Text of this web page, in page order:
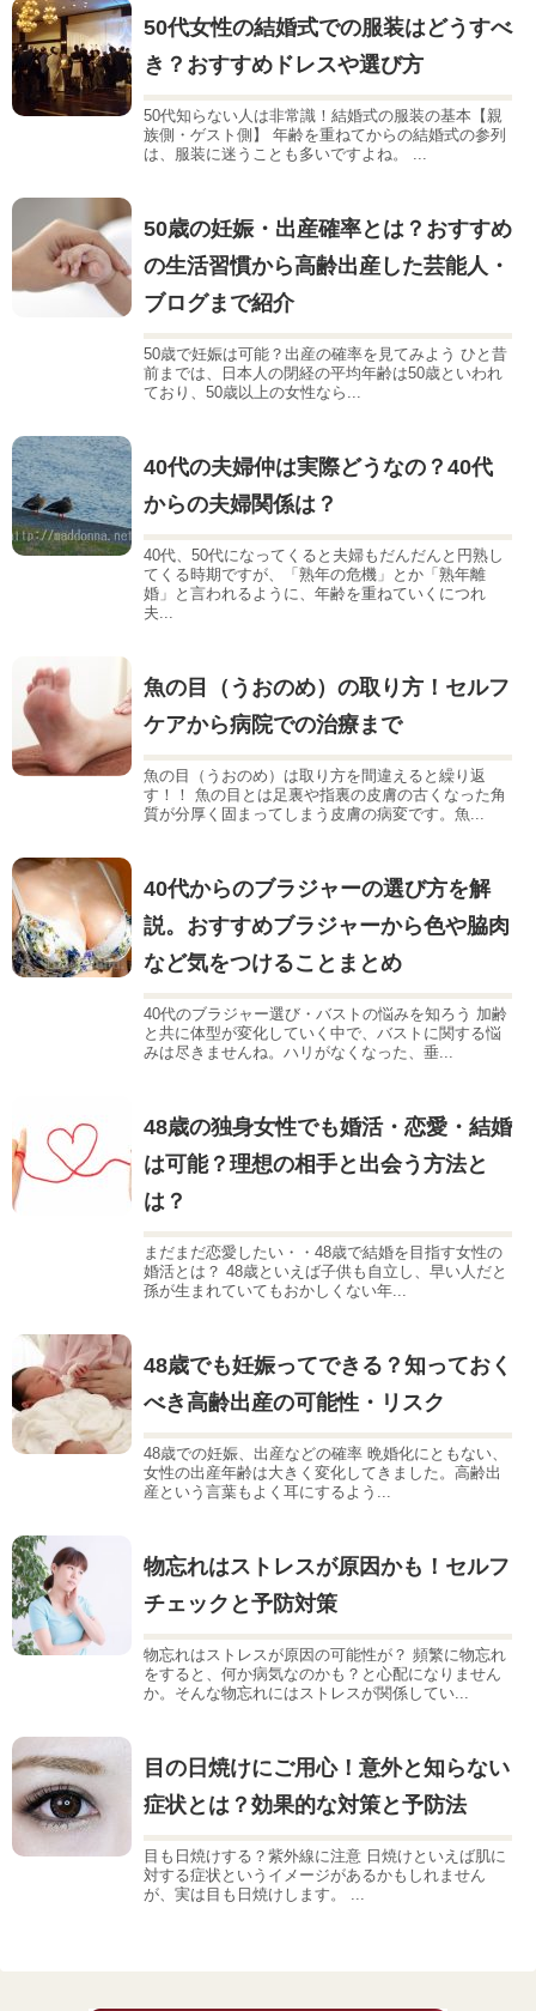
50代女性の結婚式での服装はどうすべ
き？おすすめドレスや選び方
50代知らない人は非常識！結婚式の服装の基本【親
族側・ゲスト側】 年齢を重ねてからの結婚式の参列
は、服装に迷うことも多いですよね。 ...
50歳の妊娠・出産確率とは？おすすめ
の生活習慣から高齢出産した芸能人・
ブログまで紹介
50歳で妊娠は可能？出産の確率を見てみよう ひと昔
前までは、日本人の閉経の平均年齢は50歳といわれ
ており、50歳以上の女性なら...
40代の夫婦仲は実際どうなの？40代
からの夫婦関係は？
40代、50代になってくると夫婦もだんだんと円熟し
てくる時期ですが、「熟年の危機」とか「熟年離
婚」と言われるように、年齢を重ねていくにつれ
夫...
魚の目（うおのめ）の取り方！セルフ
ケアから病院での治療まで
魚の目（うおのめ）は取り方を間違えると繰り返
す！！ 魚の目とは足裏や指裏の皮膚の古くなった角
質が分厚く固まってしまう皮膚の病変です。魚...
40代からのブラジャーの選び方を解
説。おすすめブラジャーから色や脇肉
など気をつけることまとめ
40代のブラジャー選び・バストの悩みを知ろう 加齢
と共に体型が変化していく中で、バストに関する悩
みは尽きませんね。ハリがなくなった、垂...
48歳の独身女性でも婚活・恋愛・結婚
は可能？理想の相手と出会う方法と
は？
まだまだ恋愛したい・・48歳で結婚を目指す女性の
婚活とは？ 48歳といえば子供も自立し、早い人だと
孫が生まれていてもおかしくない年...
48歳でも妊娠ってできる？知っておく
べき高齢出産の可能性・リスク
48歳での妊娠、出産などの確率 晩婚化にともない、
女性の出産年齢は大きく変化してきました。高齢出
産という言葉もよく耳にするよう...
物忘れはストレスが原因かも！セルフ
チェックと予防対策
物忘れはストレスが原因の可能性が？ 頻繁に物忘れ
をすると、何か病気なのかも？と心配になりません
か。そんな物忘れにはストレスが関係してい...
目の日焼けにご用心！意外と知らない
症状とは？効果的な対策と予防法
目も日焼けする？紫外線に注意 日焼けといえば肌に
対する症状というイメージがあるかもしれません
が、実は目も日焼けします。 ...